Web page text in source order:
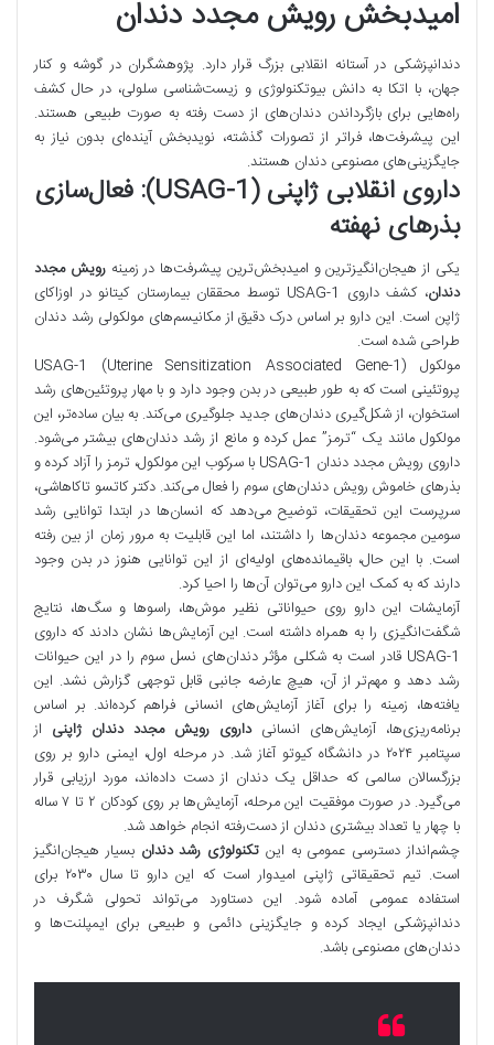
امیدبخش رویش مجدد دندان
دندانپزشکی در آستانه انقلابی بزرگ قرار دارد. پژوهشگران در گوشه و کنار
جهان، با اتکا به دانش بیوتکنولوژی و زیست‌شناسی سلولی، در حال کشف
راه‌هایی برای بازگرداندن دندان‌های از دست رفته به صورت طبیعی هستند.
این پیشرفت‌ها، فراتر از تصورات گذشته، نویدبخش آینده‌ای بدون نیاز به
جایگزینی‌های مصنوعی دندان هستند.
داروی انقلابی ژاپنی (USAG-1): فعال‌سازی
بذرهای نهفته
یکی از هیجان‌انگیزترین و امیدبخش‌ترین پیشرفت‌ها در زمینه رویش مجدد
دندان
، کشف داروی USAG-1 توسط محققان بیمارستان کیتانو در اوزاکای
ژاپن است. این دارو بر اساس درک دقیق از مکانیسم‌های مولکولی رشد دندان
طراحی شده است.
مولکول USAG-1 (Uterine Sensitization Associated Gene-1)
پروتئینی است که به طور طبیعی در بدن وجود دارد و با مهار پروتئین‌های رشد
استخوان، از شکل‌گیری دندان‌های جدید جلوگیری می‌کند. به بیان ساده‌تر، این
مولکول مانند یک “ترمز” عمل کرده و مانع از رشد دندان‌های بیشتر می‌شود.
داروی رویش مجدد دندان USAG-1 با سرکوب این مولکول، ترمز را آزاد کرده و
بذرهای خاموش رویش دندان‌های سوم را فعال می‌کند. دکتر کاتسو تاکاهاشی،
سرپرست این تحقیقات، توضیح می‌دهد که انسان‌ها در ابتدا توانایی رشد
سومین مجموعه دندان‌ها را داشتند، اما این قابلیت به مرور زمان از بین رفته
است. با این حال، باقیمانده‌های اولیه‌ای از این توانایی هنوز در بدن وجود
دارند که به کمک این دارو می‌توان آن‌ها را احیا کرد.
آزمایشات این دارو روی حیواناتی نظیر موش‌ها، راسوها و سگ‌ها، نتایج
شگفت‌انگیزی را به همراه داشته است. این آزمایش‌ها نشان دادند که داروی
USAG-1 قادر است به شکلی مؤثر دندان‌های نسل سوم را در این حیوانات
رشد دهد و مهم‌تر از آن، هیچ عارضه جانبی قابل توجهی گزارش نشد. این
یافته‌ها، زمینه را برای آغاز آزمایش‌های انسانی فراهم کرده‌اند. بر اساس
برنامه‌ریزی‌ها، آزمایش‌های انسانی داروی رویش مجدد دندان ژاپنی از
سپتامبر ۲۰۲۴ در دانشگاه کیوتو آغاز شد. در مرحله اول، ایمنی دارو بر روی
بزرگسالان سالمی که حداقل یک دندان از دست داده‌اند، مورد ارزیابی قرار
می‌گیرد. در صورت موفقیت این مرحله، آزمایش‌ها بر روی کودکان ۲ تا ۷ ساله
با چهار یا تعداد بیشتری دندان از دست‌رفته انجام خواهد شد.
چشم‌انداز دسترسی عمومی به این تکنولوژی رشد دندان بسیار هیجان‌انگیز
است. تیم تحقیقاتی ژاپنی امیدوار است که این دارو تا سال ۲۰۳۰ برای
استفاده عمومی آماده شود. این دستاورد می‌تواند تحولی شگرف در
دندانپزشکی ایجاد کرده و جایگزینی دائمی و طبیعی برای ایمپلنت‌ها و
دندان‌های مصنوعی باشد.